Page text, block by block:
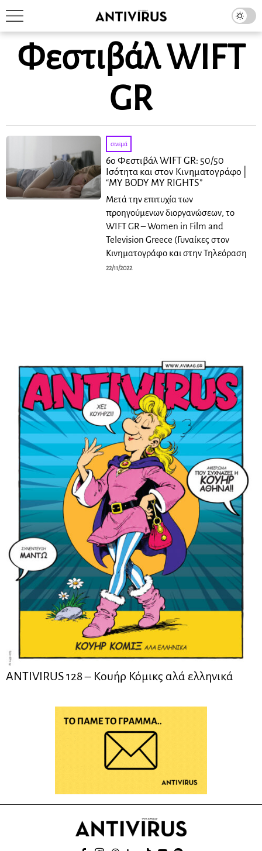
Φεστιβάλ WIFT
GR
σινεμά
6ο Φεστιβάλ WIFT GR: 50/50
Ισότητα και στον Κινηματογράφο |
“MY BODY MY RIGHTS”
Μετά την επιτυχία των
προηγούμενων διοργανώσεων, το
WIFT GR – Women in Film and
Television Greece (Γυναίκες στον
Κινηματογράφο και στην Τηλεόραση
22/11/2022
ANTIVIRUS 128 – Kουήρ Κόμικς αλά ελληνικά